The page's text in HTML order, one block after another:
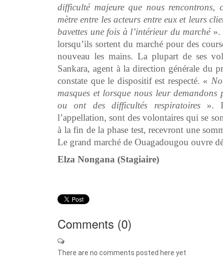
difficulté majeure que nous rencontrons,
mètre entre les acteurs entre eux et leurs
bavettes une fois à l’intérieur du marché».
lorsqu’ils sortent du marché pour des
nouveau les mains. La plupart de ses
Sankara, agent à la direction générale du
constate que le dispositif est respecté. «
masques et lorsque nous leur
ou ont des difficultés respiratoires ».
l’appellation, sont des volontaires qui se
à la fin de la phase test, recevront une
Le grand marché de Ouagadougou ouvre
Elza Nongana (Stagiaire)
Comments (0)
There are no comments posted here yet